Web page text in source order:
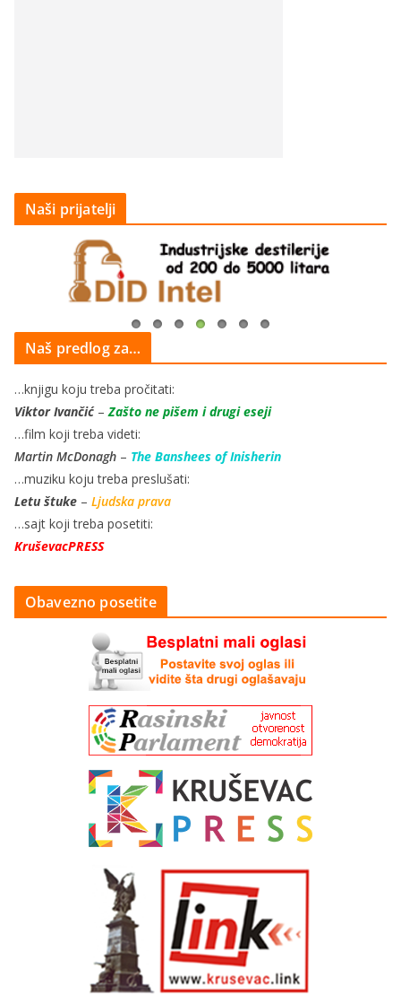
Naši prijatelji
Naš predlog za…
…knjigu koju treba pročitati:
Viktor Ivančić–Zašto ne pišem i drugi eseji
…film koji treba videti:
Martin McDonagh – The Banshees of Inisherin
…muziku koju treba preslušati:
Letu štuke – Ljudska prava
…sajt koji treba posetiti:
KruševacPRESS
Obavezno posetite